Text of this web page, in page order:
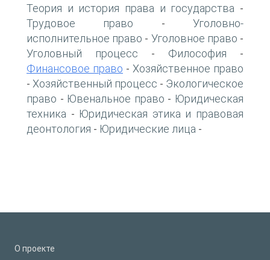
Теория и история права и государства -
Трудовое право -Уголовно-
исполнительное право - Уголовное право -
Уголовный процесс - Философия -
Финансовое право - Хозяйственное право
- Хозяйственный процесс - Экологическое
право - Ювенальное право - Юридическая
техника - Юридическая этика и правовая
деонтология - Юридические лица -
О проекте